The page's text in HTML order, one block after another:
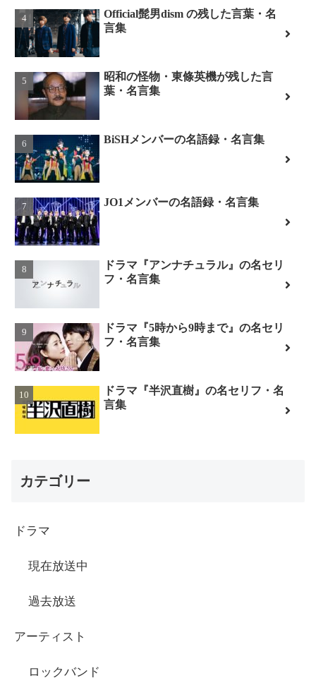
Official髭男dism の残した言葉・名
言集
昭和の怪物・東條英機が残した言
葉・名言集
BiSHメンバーの名語録・名言集
JO1メンバーの名語録・名言集
ドラマ『アンナチュラル』の名セリ
フ・名言集
ドラマ『5時から9時まで』の名セリ
フ・名言集
ドラマ『半沢直樹』の名セリフ・名
言集
カテゴリー
ドラマ
現在放送中
過去放送
アーティスト
ロックバンド